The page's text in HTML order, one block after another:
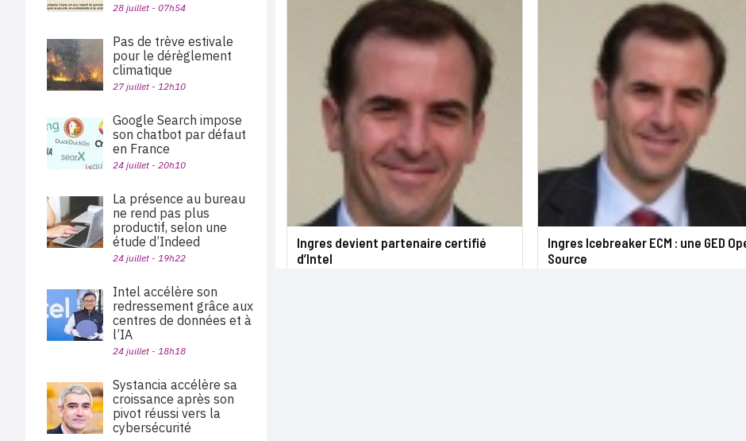
Ingres devient partenaire certifié
d’Intel
Ingres Icebreaker ECM : une GED
Source
28 juillet - 07h54
Pas de trève estivale
pour le dérèglement
climatique
27 juillet - 12h10
Google Search impose
son chatbot par défaut
en France
24 juillet - 20h10
La présence au bureau
ne rend pas plus
productif, selon une
étude d’Indeed
24 juillet - 19h22
Intel accélère son
redressement grâce aux
centres de données et à
l’IA
24 juillet - 18h18
Systancia accélère sa
croissance après son
pivot réussi vers la
cybersécurité